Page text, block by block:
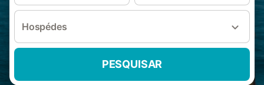
Hospédes
PESQUISAR